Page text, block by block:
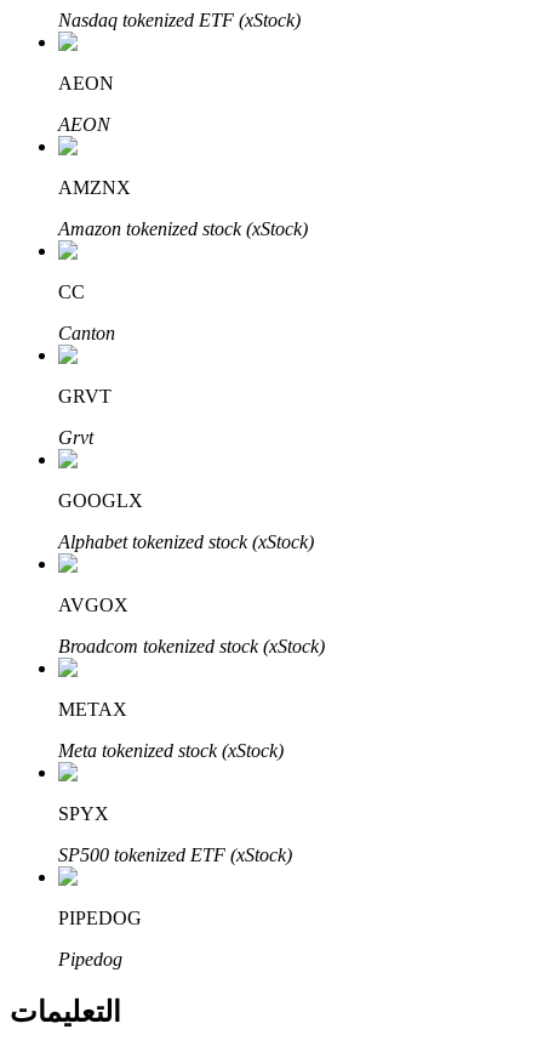
تعلم الستاكينغ
تعرف على كيفية كسب الدخل السلبي
Bitrue
AI
شركاء بيترو
شركاء Bitrue
Nasdaq tokenized ETF (xStock)
AEON
AEON
AMZNX
Amazon tokenized stock (xStock)
CC
Canton
GRVT
Grvt
GOOGLX
Alphabet tokenized stock (xStock)
AVGOX
Broadcom tokenized stock (xStock)
METAX
Meta tokenized stock (xStock)
SPYX
SP500 tokenized ETF (xStock)
PIPEDOG
Pipedog
التعليمات